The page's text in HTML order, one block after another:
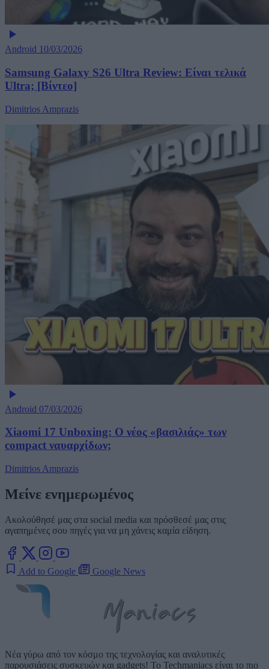
Android 10/03/2026
Samsung Galaxy S26 Ultra Review: Είναι τελικά
Ultra; [Βίντεο]
Dimitrios Amprazis
Android 07/03/2026
Xiaomi 17 Unboxing: Ο νέος «βασιλιάς» των
compact ναυαρχίδων;
Dimitrios Amprazis
Μείνε ενημερωμένος
Ακολούθησέ μας στα social media και πρόσθεσέ μας στις
αγαπημένες σου πηγές για να μη χάνεις καμία είδηση.
Add to Google Google News
Νέα γύρω από τον κόσμο της τεχνολογίας και αναλυτικές
παρουσιάσεις συσκευών και gadgets! Το Techmaniacs είναι το πιο